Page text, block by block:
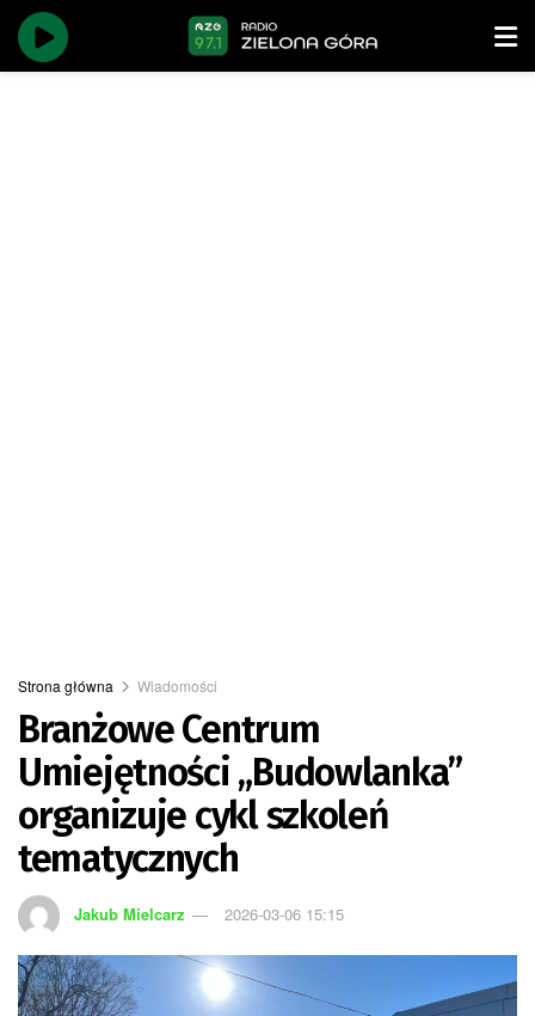
Strona główna Wiadomości
Branżowe Centrum
Umiejętności „Budowlanka”
organizuje cykl szkoleń
tematycznych
Jakub Mielcarz 2026-03-06 15:15